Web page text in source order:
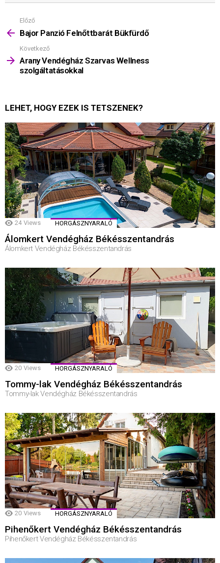
Mutass
többet
Előző
Bajor Panzió Felnőttbarát Bükfürdő
Következő
Arany Vendégház Szarvas Wellness
szolgáltatásokkal
LEHET, HOGY EZEK IS TETSZENEK?
24 Views HORGÁSZNYARALÓ
Álomkert Vendégház Békésszentandrás
Álomkert Vendégház Békésszentandrás
20 Views HORGÁSZNYARALÓ
Tommy-lak Vendégház Békésszentandrás
Tommy-lak Vendégház Békésszentandrás
20 Views HORGÁSZNYARALÓ
Pihenőkert Vendégház Békésszentandrás
Pihenőkert Vendégház Békésszentandrás